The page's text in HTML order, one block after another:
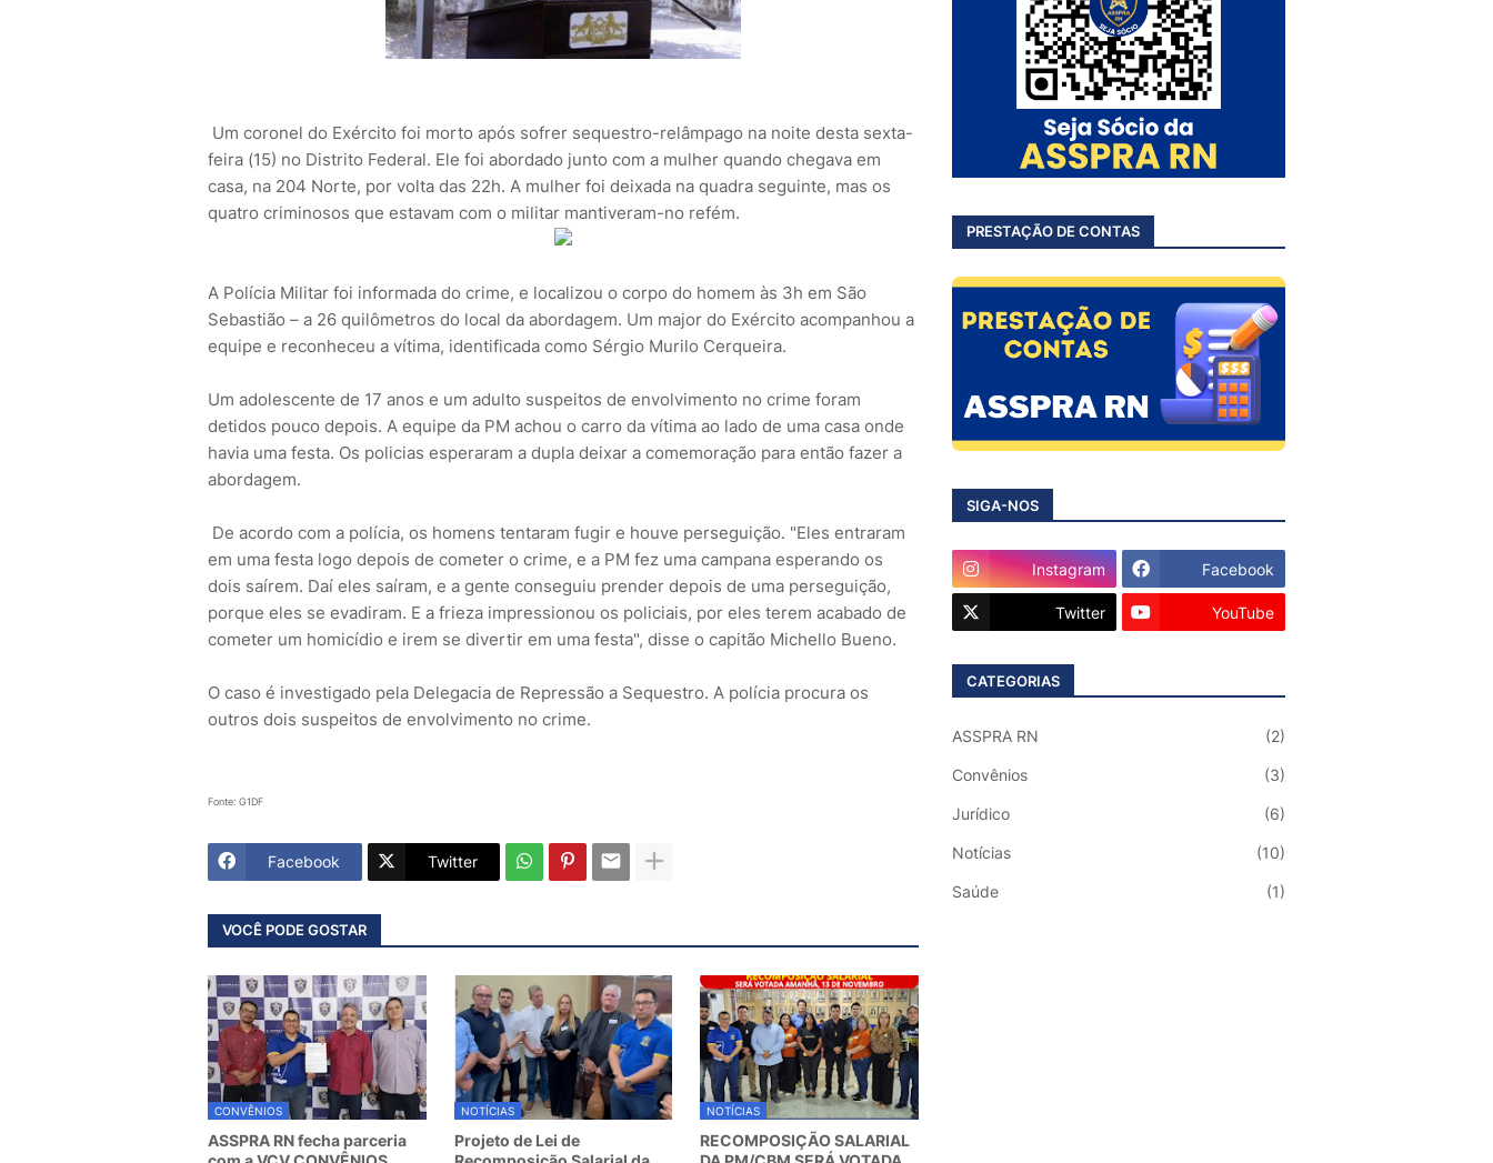
Um coronel do Exército foi morto após sofrer sequestro-relâmpago na noite desta sexta-
feira (15) no Distrito Federal. Ele foi abordado junto com a mulher quando chegava em
casa, na 204 Norte, por volta das 22h. A mulher foi deixada na quadra seguinte, mas os
quatro criminosos que estavam com o militar mantiveram-no refém.
A Polícia Militar foi informada do crime, e localizou o corpo do homem às 3h em São
Sebastião – a 26 quilômetros do local da abordagem. Um major do Exército acompanhou a
equipe e reconheceu a vítima, identificada como Sérgio Murilo Cerqueira.
Um adolescente de 17 anos e um adulto suspeitos de envolvimento no crime foram
detidos pouco depois. A equipe da PM achou o carro da vítima ao lado de uma casa onde
havia uma festa. Os policias esperaram a dupla deixar a comemoração para então fazer a
abordagem.
De acordo com a polícia, os homens tentaram fugir e houve perseguição. "Eles entraram
em uma festa logo depois de cometer o crime, e a PM fez uma campana esperando os
dois saírem. Daí eles saíram, e a gente conseguiu prender depois de uma perseguição,
porque eles se evadiram. E a frieza impressionou os policiais, por eles terem acabado de
cometer um homicídio e irem se divertir em uma festa", disse o capitão Michello Bueno.
O caso é investigado pela Delegacia de Repressão a Sequestro. A polícia procura os
outros dois suspeitos de envolvimento no crime.
Fonte: G1DF
Facebook Twitter
VOCÊ PODE GOSTAR
CONVÊNIOS
ASSPRA RN fecha parceria
NOTÍCIAS
Projeto de Lei de
NOTÍCIAS
RECOMPOSIÇÃO SALARIAL
PRESTAÇÃO DE CONTAS
SIGA-NOS
Instagram Facebook
Twitter YouTube
CATEGORIAS
ASSPRA RN (2)
Convênios (3)
Jurídico (6)
Notícias (10)
Saúde (1)